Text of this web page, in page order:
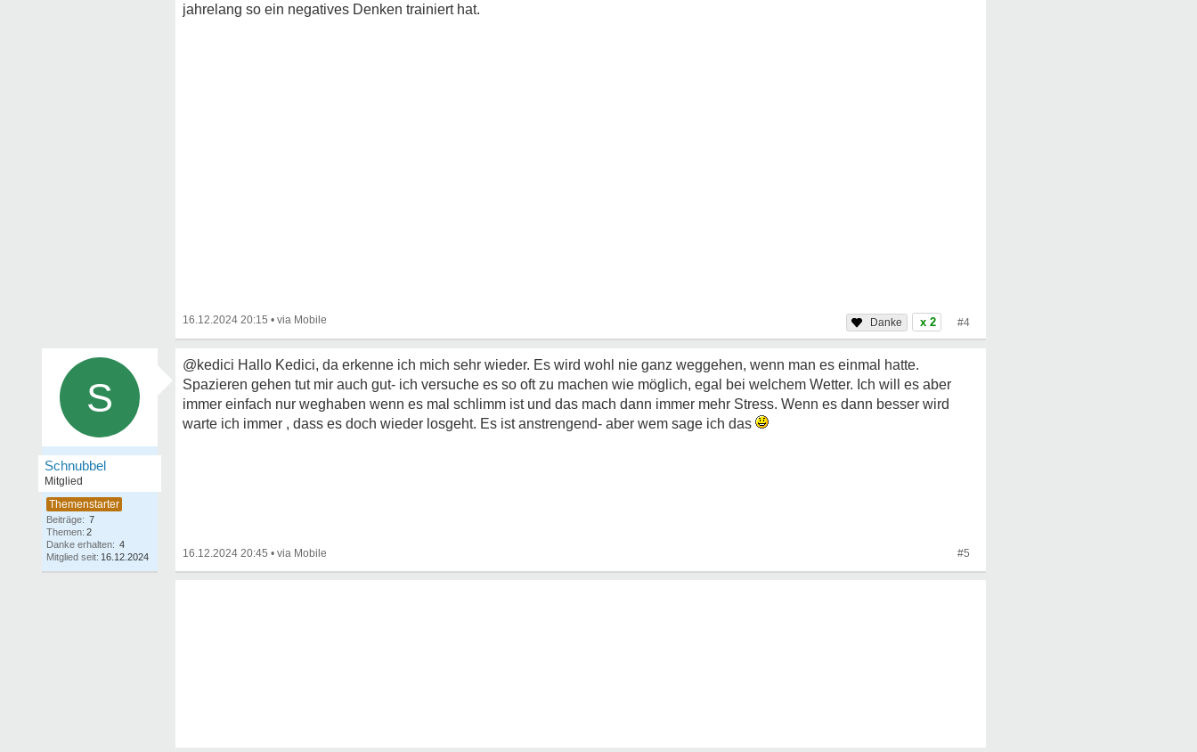
jahrelang so ein negatives Denken trainiert hat.
16.12.2024 20:15 • x 2 #4
S
Schnubbel
Mitglied
Beiträge: 7
Themen: 2
Danke erhalten: 4
Mitglied seit: 16.12.2024
@kedici Hallo Kedici, da erkenne ich mich sehr wieder. Es wird wohl nie ganz weggehen, wenn man es einmal hatte.
Spazieren gehen tut mir auch gut- ich versuche es so oft zu machen wie möglich, egal bei welchem Wetter. Ich will es aber
immer einfach nur weghaben wenn es mal schlimm ist und das mach dann immer mehr Stress. Wenn es dann besser wird
warte ich immer , dass es doch wieder losgeht. Es ist anstrengend- aber wem sage ich das
16.12.2024 20:45 • #5